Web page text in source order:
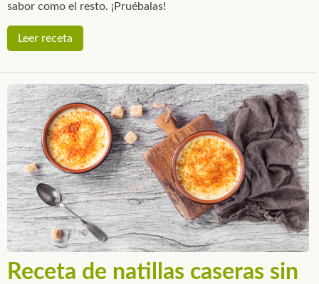
sabor como el resto. ¡Pruébalas!
Leer receta
Receta de natillas caseras sin